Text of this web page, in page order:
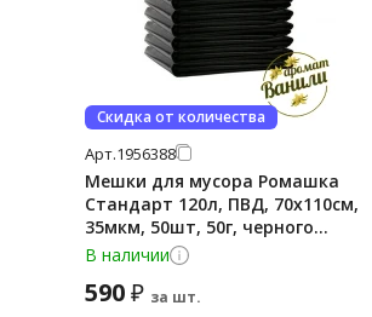
Скидка от количества
Арт.1956388
Мешки для мусора Ромашка
Стандарт 120л, ПВД, 70х110см,
35мкм, 50шт, 50г, черного
цвета, в пласте
В наличии
590₽ за шт.